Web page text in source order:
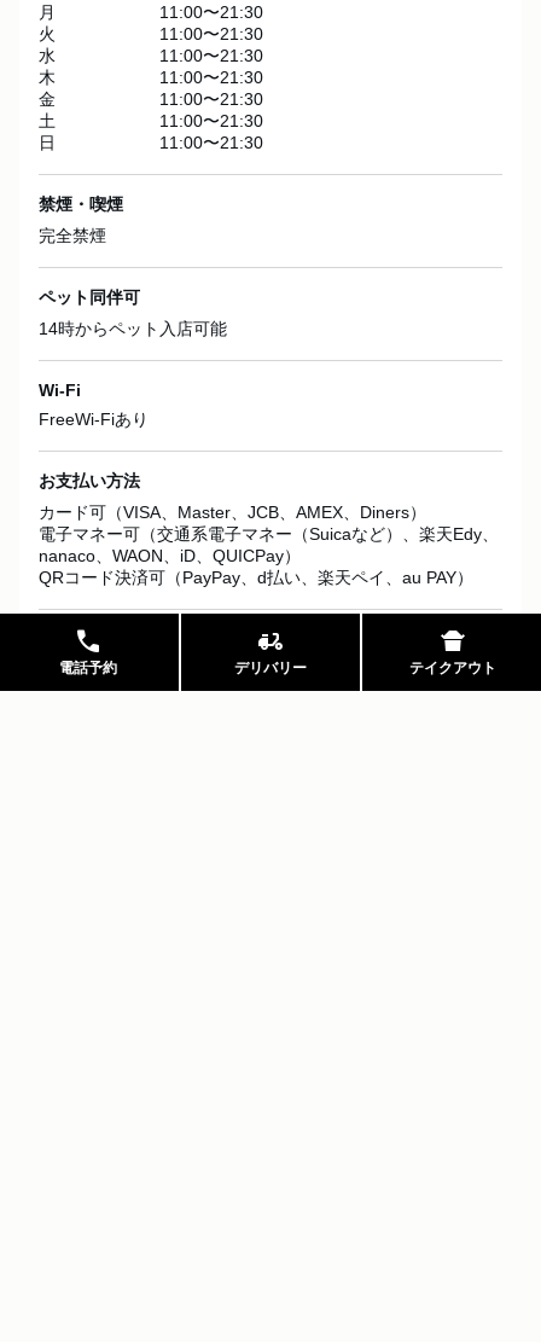
月
11:00〜21:30
火
11:00〜21:30
水
11:00〜21:30
木
11:00〜21:30
金
11:00〜21:30
土
11:00〜21:30
日
11:00〜21:30
禁煙・喫煙
完全禁煙
ペット同伴可
14時からペット入店可能
Wi-Fi
FreeWi-Fiあり
お支払い方法
カード可（VISA、Master、JCB、AMEX、Diners）
電子マネー可（交通系電子マネー（Suicaなど）、楽天Edy、
nanaco、WAON、iD、QUICPay）
QRコード決済可（PayPay、d払い、楽天ペイ、au PAY）
駐車場
無　近隣にコインパーキングあり
call
電話予約
moped
デリバリー
takeout_dining
テイクアウト